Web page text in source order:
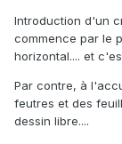
Introduction d'un
commence par le
horizontal.... et
Par contre, à
feutres et des
dessin libre....